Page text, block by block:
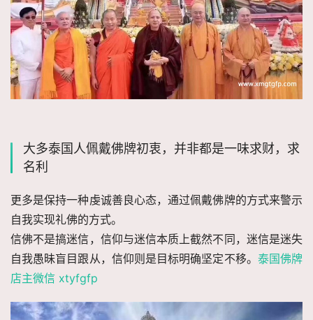
大多泰国人佩戴佛牌初衷，并非都是一味求财，求
名利
更多是保持一种虔诚善良心态，通过佩戴佛牌的方式来警示
自我实现礼佛的方式。
信佛不是搞迷信，信仰与迷信本质上截然不同，迷信是迷失
自我愚昧盲目跟从，信仰则是目标明确坚定不移。 泰国佛牌
店主微信 xtyfgfp